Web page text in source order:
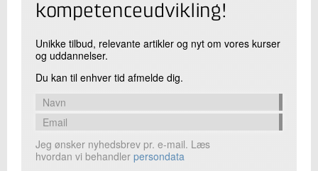
kompetenceudvikling!
Unikke tilbud, relevante artikler og nyt om vores kurser
og uddannelser.
Du kan til enhver tid afmelde dig.
Jeg ønsker nyhedsbrev pr. e-mail. Læs
hvordan vi behandler persondata